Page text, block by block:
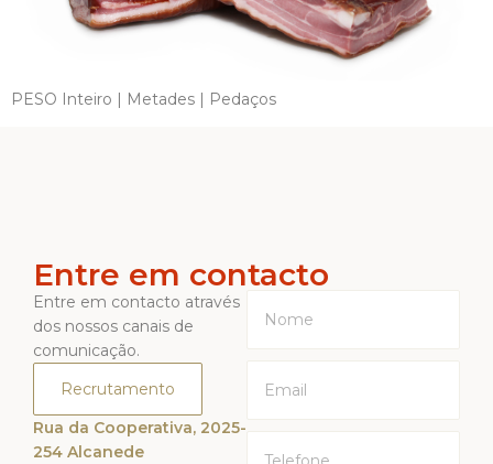
PESO Inteiro | Metades | Pedaços
Entre em contacto
Entre em contacto através
dos nossos canais de
comunicação.
Recrutamento
Rua da Cooperativa, 2025-
254 Alcanede